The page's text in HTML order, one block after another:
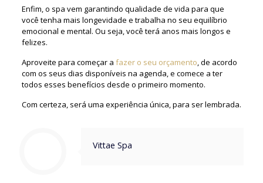
Enfim, o spa vem garantindo qualidade de vida para que
você tenha mais longevidade e trabalha no seu equilíbrio
emocional e mental. Ou seja, você terá anos mais longos e
felizes.
Aproveite para começar a fazer o seu orçamento , de acordo
com os seus dias disponíveis na agenda, e comece a ter
todos esses benefícios desde o primeiro momento.
Com certeza, será uma experiência única, para ser lembrada.
Vittae Spa